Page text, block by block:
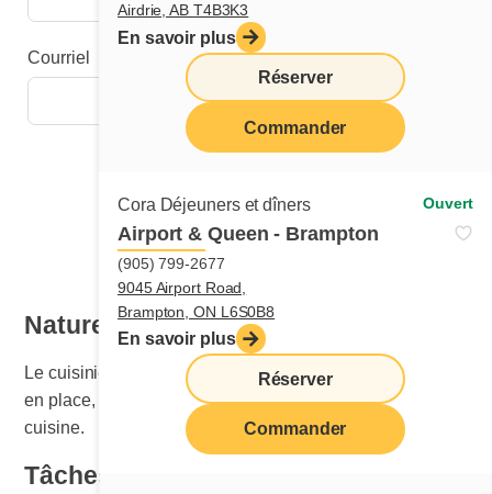
Airdrie, AB T4B3K3
En savoir plus
Réserver
Commander
Cora Déjeuners et dîners Ouvert
Airport & Queen - Brampton
(905) 799-2677
9045 Airport Road,
Brampton, ON L6S0B8
En savoir plus
Réserver
Commander
Courriel
Nature du travail
Le cuisinier ou la cuisinière est responsable de la mise
en place, de l’entretien et du nettoyage de la section
cuisine.
Tâches principales